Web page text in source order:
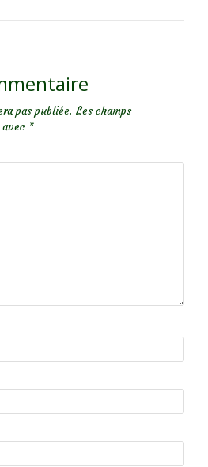
pas publiée. Les champs
*